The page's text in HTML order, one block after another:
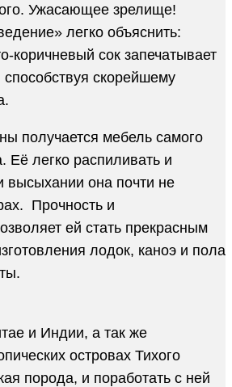
Ужасающее зрелище!
легко объяснить:
коричневый сок запечатывает
скорейшему
получается мебель самого
Её легко распиливать и
высыхании она почти не
Прочность и
ей стать прекрасным
лодок, каноэ и пола
и Индии, а так же
островах Тихого
порода, и поработать с ней